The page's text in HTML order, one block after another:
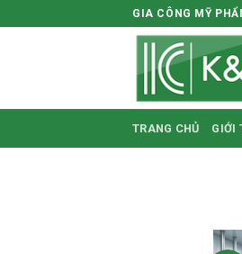
to
GIA CÔNG MỸ
TRANG CHỦ GIỚI